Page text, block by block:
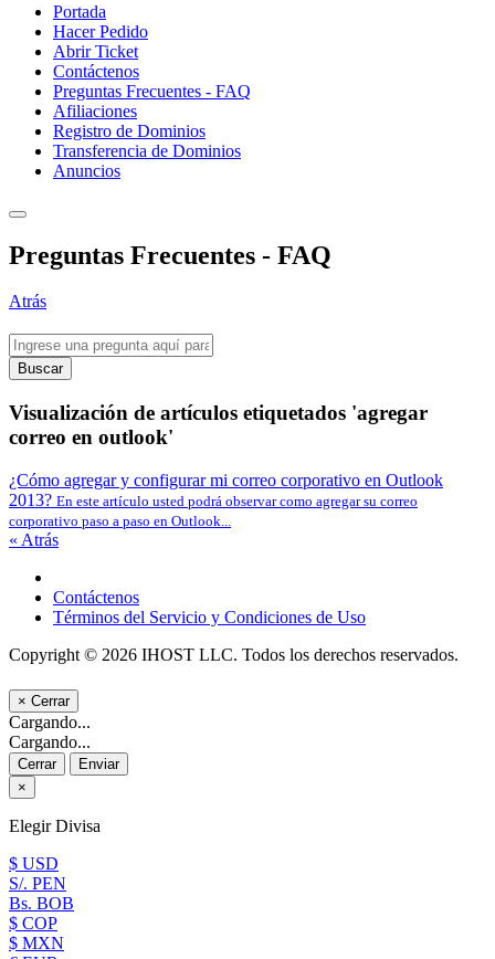
Portada
Hacer Pedido
Abrir Ticket
Contáctenos
Preguntas Frecuentes - FAQ
Afiliaciones
Registro de Dominios
Transferencia de Dominios
Anuncios
Preguntas Frecuentes - FAQ
Atrás
Buscar
Visualización de artículos etiquetados 'agregar
correo en outlook'
¿Cómo agregar y configurar mi correo corporativo en Outlook
2013? En este artículo usted podrá observar como agregar su correo
corporativo paso a paso en Outlook...
« Atrás
Contáctenos
Términos del Servicio y Condiciones de Uso
Copyright © 2026 IHOST LLC. Todos los derechos reservados.
× Cerrar
Cargando...
Cargando...
Cerrar
Enviar
×
Elegir Divisa
$ USD
S/. PEN
Bs. BOB
$ COP
$ MXN